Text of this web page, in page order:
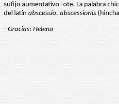
sufijo aumentativo -ote. La palabra
del latín abscessio, abscessionis
- Gracias: Helena